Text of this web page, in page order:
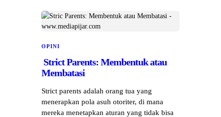
OPINI
Strict Parents: Membentuk atau
Membatasi
Strict parents adalah orang tua yang
menerapkan pola asuh otoriter, di mana
mereka menetapkan aturan yang tidak bisa